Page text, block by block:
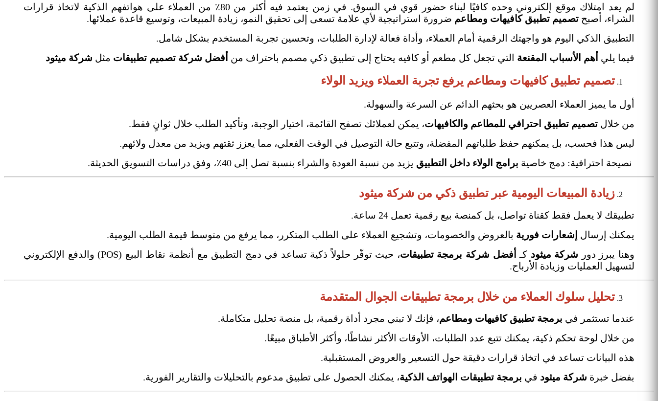
لم يعد امتلاك موقع إلكتروني وحده كافيًا لبناء حضور قوي في السوق. في زمن يعتمد فيه أكثر من 80٪ من العملاء على هواتفهم الذكية لاتخاذ قرارات
الشراء، أصبح تصميم تطبيق كافيهات ومطاعم ضرورة استراتيجية لأي علامة تسعى إلى تحقيق النمو، زيادة المبيعات، وتوسيع قاعدة عملائها.
التطبيق الذكي اليوم هو واجهتك الرقمية أمام العملاء، وأداة فعالة لإدارة الطلبات، وتحسين تجربة المستخدم بشكل شامل.
فيما يلي أهم الأسباب المقنعة التي تجعل كل مطعم أو كافيه يحتاج إلى تطبيق ذكي مصمم باحتراف من أفضل شركة تصميم تطبيقات مثل شركة ميثود
تصميم تطبيق كافيهات ومطاعم يرفع تجربة العملاء ويزيد الولاء
أول ما يميز العملاء العصريين هو بحثهم الدائم عن السرعة والسهولة.
من خلال تصميم تطبيق احترافي للمطاعم والكافيهات، يمكن لعملائك تصفح القائمة، اختيار الوجبة، وتأكيد الطلب خلال ثوانٍ فقط.
ليس هذا فحسب، بل يمكنهم حفظ طلباتهم المفضلة، وتتبع حالة التوصيل في الوقت الفعلي، مما يعزز ثقتهم ويزيد من معدل ولائهم.
نصيحة احترافية: دمج خاصية برامج الولاء داخل التطبيق يزيد من نسبة العودة والشراء بنسبة تصل إلى 40٪، وفق دراسات التسويق الحديثة.
زيادة المبيعات اليومية عبر تطبيق ذكي من شركة ميثود
تطبيقك لا يعمل فقط كقناة تواصل، بل كمنصة بيع رقمية تعمل 24 ساعة.
يمكنك إرسال إشعارات فورية بالعروض والخصومات، وتشجيع العملاء على الطلب المتكرر، مما يرفع من متوسط قيمة الطلب اليومية.
وهنا يبرز دور
شركة ميثود كـ أفضل شركة برمجة تطبيقات
، حيث توفّر حلولاً ذكية تساعد في دمج التطبيق مع أنظمة نقاط البيع (POS) والدفع الإلكتروني
لتسهيل العمليات وزيادة الأرباح.
تحليل سلوك العملاء من خلال برمجة تطبيقات الجوال المتقدمة
عندما تستثمر في برمجة تطبيق كافيهات ومطاعم، فإنك لا تبني مجرد أداة رقمية، بل منصة تحليل متكاملة.
من خلال لوحة تحكم ذكية، يمكنك تتبع عدد الطلبات، الأوقات الأكثر نشاطًا، وأكثر الأطباق مبيعًا.
هذه البيانات تساعد في اتخاذ قرارات دقيقة حول التسعير والعروض المستقبلية.
بفضل خبرة شركة ميثود في برمجة تطبيقات الهواتف الذكية، يمكنك الحصول على تطبيق مدعوم بالتحليلات والتقارير الفورية.